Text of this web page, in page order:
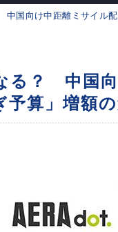
国向け中距離ミサイル
る？ 中国
予算」増額